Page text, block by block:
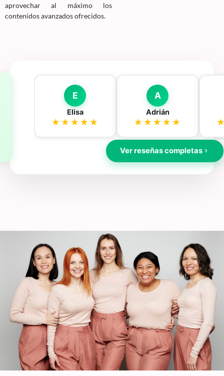
aprovechar al máximo los
contenidos avanzados ofrecidos.